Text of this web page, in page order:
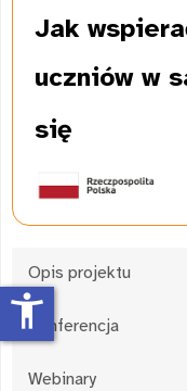
Jak
uczniów w
się
Opis projektu
Konferencja
Webinary
accessibility_new